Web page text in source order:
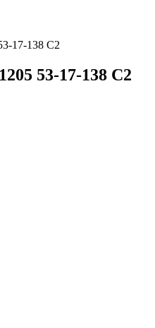
17-138 C2
53-17-138 C2